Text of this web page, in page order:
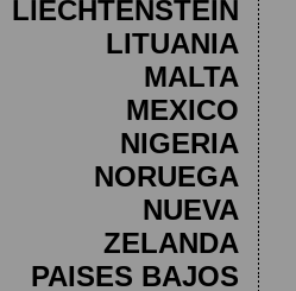
LIECHTENSTEIN
LITUANIA
MALTA
MEXICO
NIGERIA
NORUEGA
NUEVA
ZELANDA
PAISES BAJOS